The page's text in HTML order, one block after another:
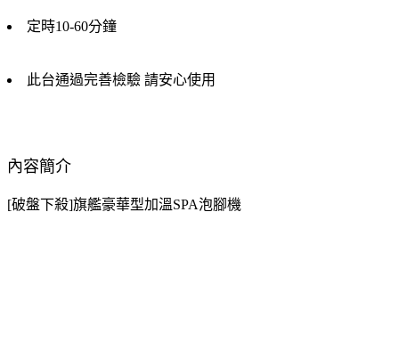
定時10-60分鐘
此台通過完善檢驗 請安心使用
內容簡介
[破盤下殺]旗艦豪華型加溫SPA泡腳機